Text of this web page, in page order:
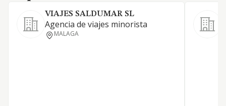
VIAJES SALDUMAR SL
Agencia de viajes minorista
MALAGA